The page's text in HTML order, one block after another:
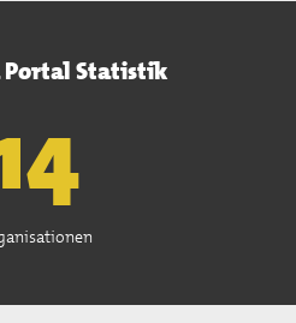
Portal Statistik